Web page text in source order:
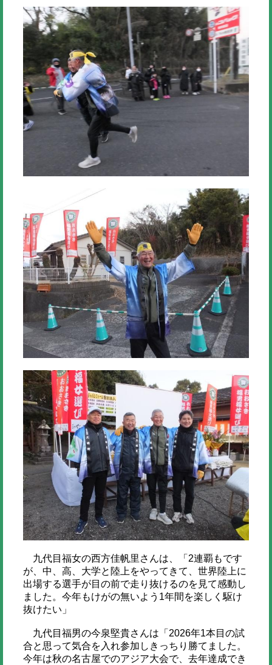
九代目福女の西方佳帆里さんは、「2連覇もです
が、中、高、大学と陸上をやってきて、世界陸上に
出場する選手が目の前で走り抜けるのを見て感動し
ました。今年もけがの無いよう1年間を楽しく駆け
抜けたい」
九代目福男の今泉堅貴さんは「2026年1本目の試
合と思って気合を入れ参加しきっちり勝てました。
今年は秋の名古屋でのアジア大会で、去年達成でき